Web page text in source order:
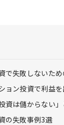
で失敗しないた
ョン投資で利益
資は儲からない
の失敗事例3選